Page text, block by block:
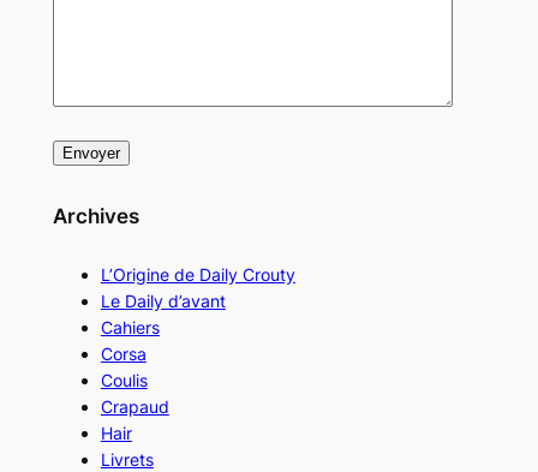
Archives
L’Origine de Daily Crouty
Le Daily d’avant
Cahiers
Corsa
Coulis
Crapaud
Hair
Livrets